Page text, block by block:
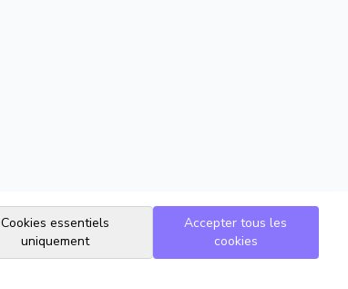
Cookies essentiels
uniquement
Accepter tous les
cookies